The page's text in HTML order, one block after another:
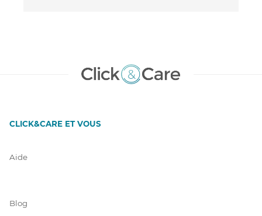
CLICK&CARE ET VOUS
Aide
Blog